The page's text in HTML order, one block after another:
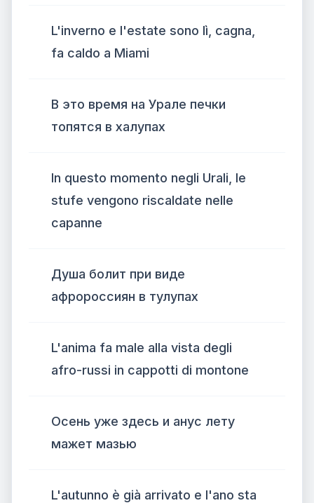
L'inverno e l'estate sono lì, cagna,
fa caldo a Miami
В это время на Урале печки
топятся в халупах
In questo momento negli Urali, le
stufe vengono riscaldate nelle
capanne
Душа болит при виде
афророссиян в тулупах
L'anima fa male alla vista degli
afro-russi in cappotti di montone
Осень уже здесь и анус лету
мажет мазью
L'autunno è già arrivato e l'ano sta